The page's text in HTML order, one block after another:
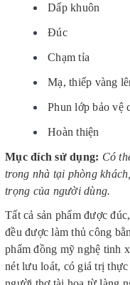
Dấp khuôn
Đúc
Chạm tỉa
Mạ, thiếp vàng
Phun lớp bảo vệ
Hoàn thiện
Mục đích sử dụng: Có
trong nhà tại phòng
trọng của người dùng.
Tất cả sản phẩm được
đều được làm thủ công
phẩm đồng mỹ nghệ tinh
nét lưu loát, có giá trị